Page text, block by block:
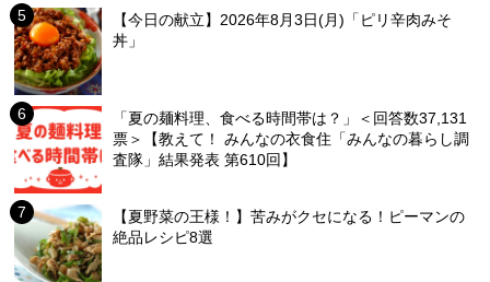
【今日の献立】2026年8月3日(月)「ピリ辛肉みそ
丼」
「夏の麺料理、食べる時間帯は？」＜回答数37,131
票＞【教えて！ みんなの衣食住「みんなの暮らし調
査隊」結果発表 第610回】
【夏野菜の王様！】苦みがクセになる！ピーマンの
絶品レシピ8選